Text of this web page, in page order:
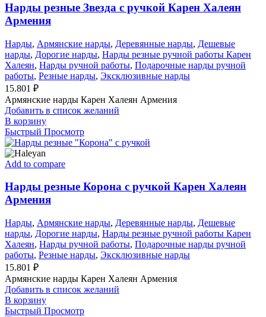
Нарды резные Звезда с ручкой Карен Халеян
Армения
Нарды, Армянские нарды, Деревянные нарды, Дешевые
нарды, Дорогие нарды, Нарды резные ручной работы Карен
Халеян, Нарды ручной работы, Подарочные нарды ручной
работы, Резные нарды, Эксклюзивные нарды
15.801 ₽
Армянские нарды Карен Халеян Армения
Добавить в список желаний
В корзину
Быстрый Просмотр
Add to compare
Нарды резные Корона с ручкой Карен Халеян
Армения
Нарды, Армянские нарды, Деревянные нарды, Дешевые
нарды, Дорогие нарды, Нарды резные ручной работы Карен
Халеян, Нарды ручной работы, Подарочные нарды ручной
работы, Резные нарды, Эксклюзивные нарды
15.801 ₽
Армянские нарды Карен Халеян Армения
Добавить в список желаний
В корзину
Быстрый Просмотр